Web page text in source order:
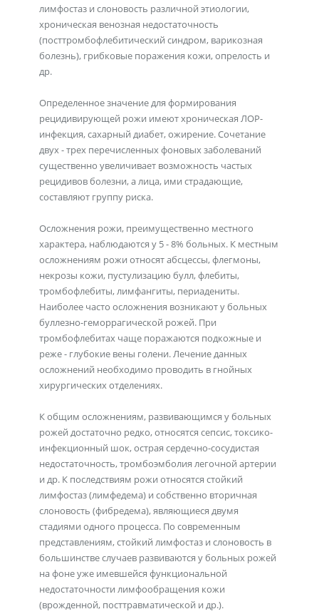
лимфостаз и слоновость различной этиологии,
хроническая венозная недостаточность
(посттромбофлебитический синдром, варикозная
болезнь), грибковые поражения кожи, опрелость и
др.
Определенное значение для формирования
рецидивирующей рожи имеют хроническая ЛОР-
инфекция, сахарный диабет, ожирение. Сочетание
двух - трех перечисленных фоновых заболеваний
существенно увеличивает возможность частых
рецидивов болезни, а лица, ими страдающие,
составляют группу риска.
Осложнения рожи, преимущественно местного
характера, наблюдаются у 5 - 8% больных. К местным
осложнениям рожи относят абсцессы, флегмоны,
некрозы кожи, пустулизацию булл, флебиты,
тромбофлебиты, лимфангиты, периадениты.
Наиболее часто осложнения возникают у больных
буллезно-геморрагической рожей. При
тромбофлебитах чаще поражаются подкожные и
реже - глубокие вены голени. Лечение данных
осложнений необходимо проводить в гнойных
хирургических отделениях.
К общим осложнениям, развивающимся у больных
рожей достаточно редко, относятся сепсис, токсико-
инфекционный шок, острая сердечно-сосудистая
недостаточность, тромбоэмболия легочной артерии
и др. К последствиям рожи относятся стойкий
лимфостаз (лимфедема) и собственно вторичная
слоновость (фибредема), являющиеся двумя
стадиями одного процесса. По современным
представлениям, стойкий лимфостаз и слоновость в
большинстве случаев развиваются у больных рожей
на фоне уже имевшейся функциональной
недостаточности лимфообращения кожи
(врожденной, посттравматической и др.).